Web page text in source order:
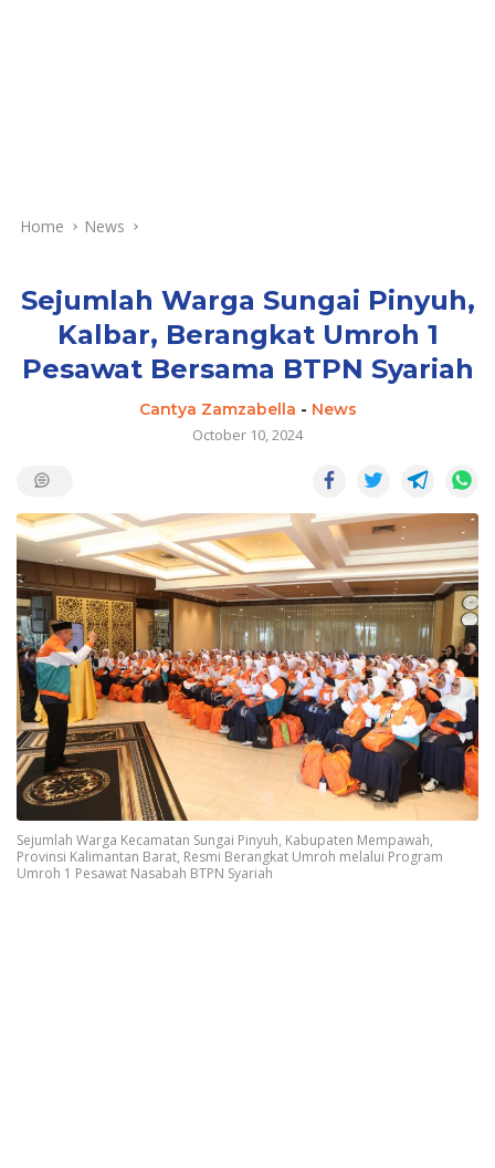
Home News
Sejumlah Warga Sungai Pinyuh,
Kalbar, Berangkat Umroh 1
Pesawat Bersama BTPN Syariah
Cantya Zamzabella - News
October 10, 2024
Sejumlah Warga Kecamatan Sungai Pinyuh, Kabupaten Mempawah,
Provinsi Kalimantan Barat, Resmi Berangkat Umroh melalui Program
Umroh 1 Pesawat Nasabah BTPN Syariah